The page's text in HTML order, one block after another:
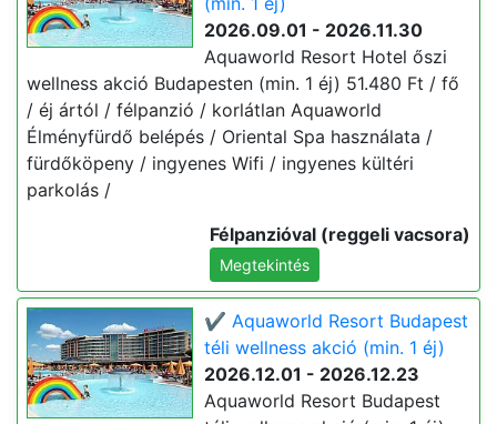
2026.09.01 - 2026.11.30
Aquaworld Resort Hotel őszi
wellness akció Budapesten (min. 1 éj) 51.480 Ft / fő
/ éj ártól / félpanzió / korlátlan Aquaworld
Élményfürdő belépés / Oriental Spa használata /
fürdőköpeny / ingyenes Wifi / ingyenes kültéri
parkolás /
Félpanzióval (reggeli vacsora)
Megtekintés
✔️ Aquaworld Resort Budapest
téli wellness akció (min. 1 éj)
2026.12.01 - 2026.12.23
Aquaworld Resort Budapest